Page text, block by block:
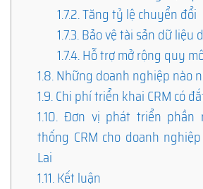
1.7.2.Tăng tỷ lệ chuyển đổi
1.7.3.Bảo vệ tài sản dữ liệu
1.7.4.Hỗ trợ mở rộng quy
1.8.Những doanh nghiệp nào
1.9.Chi phí triển khai CRM có
1.10. Đơn vị phát triển phần
thống CRM cho doanh
Lai
1.11.Kết luận